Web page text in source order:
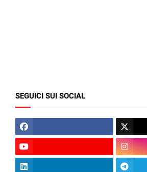
SEGUICI SUI SOCIAL